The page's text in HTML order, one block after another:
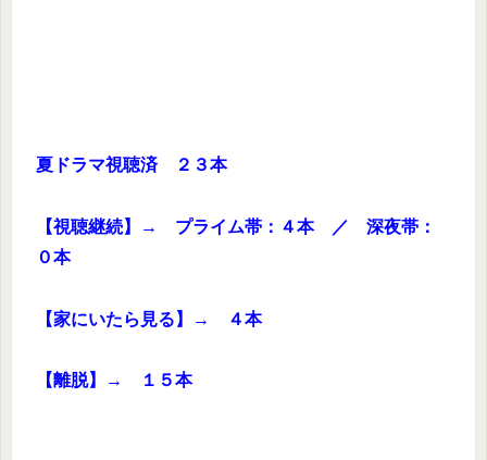
夏ドラマ視聴済 ２３本
【視聴継続】→ プライム帯：４本 ／ 深夜帯：
０本
【家にいたら見る】→ ４本
【離脱】→ １５本